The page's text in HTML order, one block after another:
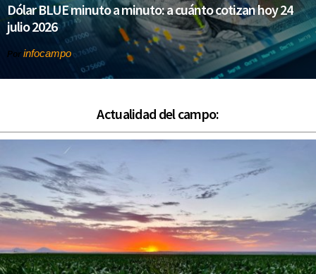
Dólar BLUE minuto a minuto: a cuánto cotizan hoy 24
julio 2026
Por infocampo
Actualidad del campo: